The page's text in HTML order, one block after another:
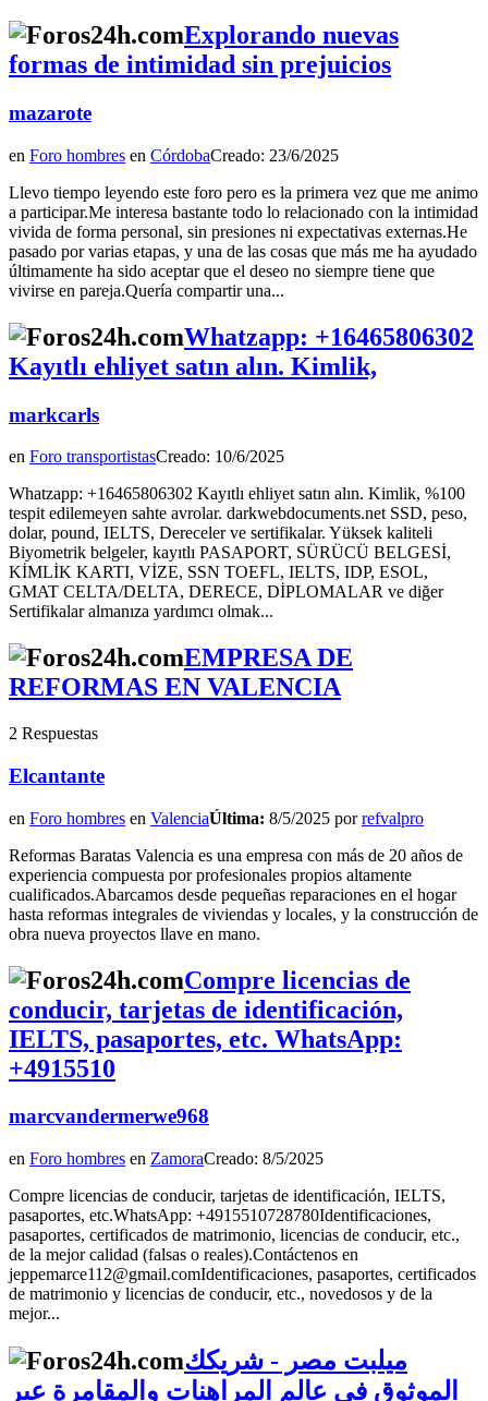
Explorando nuevas
formas de intimidad sin prejuicios
mazarote
en Foro hombres en CórdobaCreado: 23/6/2025
Llevo tiempo leyendo este foro pero es la primera vez que me animo
a participar.Me interesa bastante todo lo relacionado con la intimidad
vivida de forma personal, sin presiones ni expectativas externas.He
pasado por varias etapas, y una de las cosas que más me ha ayudado
últimamente ha sido aceptar que el deseo no siempre tiene que
vivirse en pareja.Quería compartir una...
Whatzapp: +16465806302
Kayıtlı ehliyet satın alın. Kimlik,
markcarls
en Foro transportistasCreado: 10/6/2025
Whatzapp: +16465806302 Kayıtlı ehliyet satın alın. Kimlik, %100
tespit edilemeyen sahte avrolar. darkwebdocuments.net SSD, peso,
dolar, pound, IELTS, Dereceler ve sertifikalar. Yüksek kaliteli
Biyometrik belgeler, kayıtlı PASAPORT, SÜRÜCÜ BELGESİ,
KİMLİK KARTI, VİZE, SSN TOEFL, IELTS, IDP, ESOL,
GMAT CELTA/DELTA, DERECE, DİPLOMALAR ve diğer
Sertifikalar almanıza yardımcı olmak...
EMPRESA DE
REFORMAS EN VALENCIA
2 Respuestas
Elcantante
en Foro hombres en ValenciaÚltima: 8/5/2025 porrefvalpro
Reformas Baratas Valencia es una empresa con más de 20 años de
experiencia compuesta por profesionales propios altamente
cualificados.Abarcamos desde pequeñas reparaciones en el hogar
hasta reformas integrales de viviendas y locales, y la construcción de
obra nueva proyectos llave en mano.
Compre licencias de
conducir, tarjetas de identificación,
IELTS, pasaportes, etc. WhatsApp:
+4915510
marcvandermerwe968
en Foro hombres en ZamoraCreado: 8/5/2025
Compre licencias de conducir, tarjetas de identificación, IELTS,
pasaportes, etc.WhatsApp: +4915510728780Identificaciones,
pasaportes, certificados de matrimonio, licencias de conducir, etc.,
de la mejor calidad (falsas o reales).Contáctenos en
jeppemarce112@gmail.comIdentificaciones, pasaportes, certificados
de matrimonio y licencias de conducir, etc., novedosos y de la
mejor...
ميلبت مصر - شريكك
الموثوق في عالم المراهنات والمقامرة عبر